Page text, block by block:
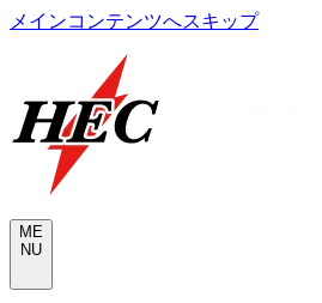
メインコンテンツへスキップ
M E
NU